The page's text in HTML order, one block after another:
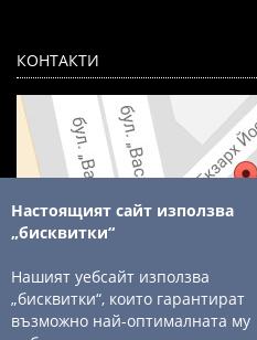
КОНТАКТИ
© 2003 - 2026 ComSystems
Настоящият сайт използва
„бисквитки“
Нашият уебсайт използва
„бисквитки“, които гарантират
възможно най-оптималната му